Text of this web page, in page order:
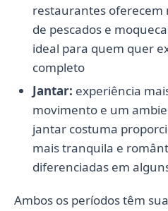
restaurantes oferecem
de pescados e
ideal para quem quer
completo
Jantar: experiência
movimento e um
jantar costuma
mais tranquila e
diferenciadas em
Ambos os períodos têm